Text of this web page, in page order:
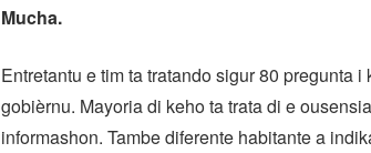
Mucha.
Entretantu e tim ta tratando sigur 80 pregunta
gobièrnu. Mayoria di keho ta trata di e
informashon. Tambe diferente habitante a